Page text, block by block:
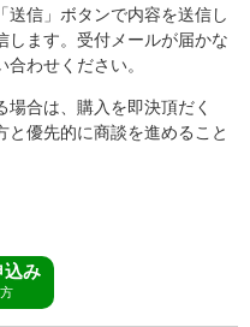
送信」ボタンで内容を送信し
します。受付メールが届かな
わせください。
合は、購入を即決頂だく
優先的に商談を進めること
込み